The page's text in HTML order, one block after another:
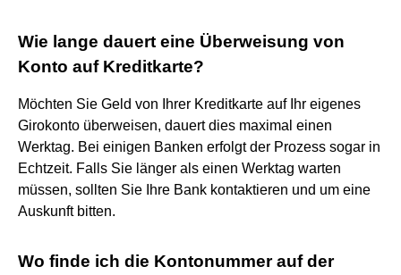
Wie lange dauert eine Überweisung von
Konto auf Kreditkarte?
Möchten Sie Geld von Ihrer Kreditkarte auf Ihr eigenes
Girokonto überweisen, dauert dies maximal einen
Werktag. Bei einigen Banken erfolgt der Prozess sogar in
Echtzeit. Falls Sie länger als einen Werktag warten
müssen, sollten Sie Ihre Bank kontaktieren und um eine
Auskunft bitten.
Wo finde ich die Kontonummer auf der